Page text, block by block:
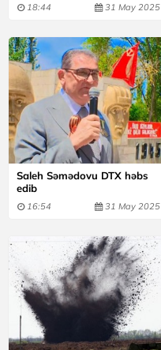
18:44 31 May 2025
Saleh Səmədovu DTX həbs
edib
16:54 31 May 2025